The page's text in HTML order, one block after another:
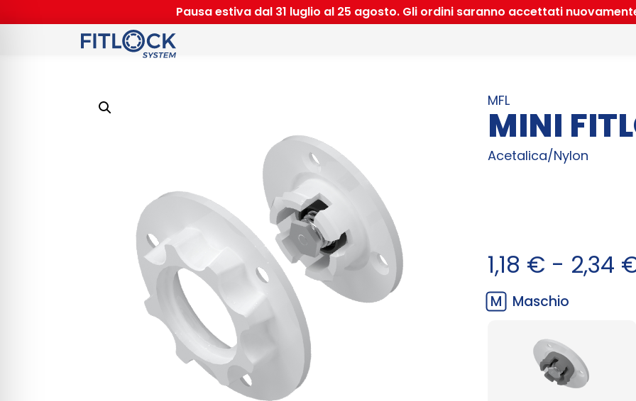
Pausa estiva dal 31 luglio al 25 agosto. Gli ordini saranno accettati
MFL
MINI
Acetalica/Nylon
1,18 € - 2,34
M Maschio